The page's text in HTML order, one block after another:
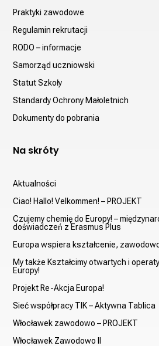
Praktyki zawodowe
Regulamin rekrutacji
RODO – informacje
Samorząd uczniowski
Statut Szkoły
Standardy Ochrony Małoletnich
Dokumenty do pobrania
Na skróty
Aktualności
Ciao! Hallo! Velkommen! – PROJEKT
Czujemy chemię do Europy! –
doświadczeń z Erasmus Plus
Europa wspiera kształcenie,
My także Kształcimy otwartych i
Europy!
Projekt Re-Akcja Europa!
Sieć współpracy TIK – Aktywna Tablica
Włocławek zawodowo – PROJEKT
Włocławek Zawodowo II